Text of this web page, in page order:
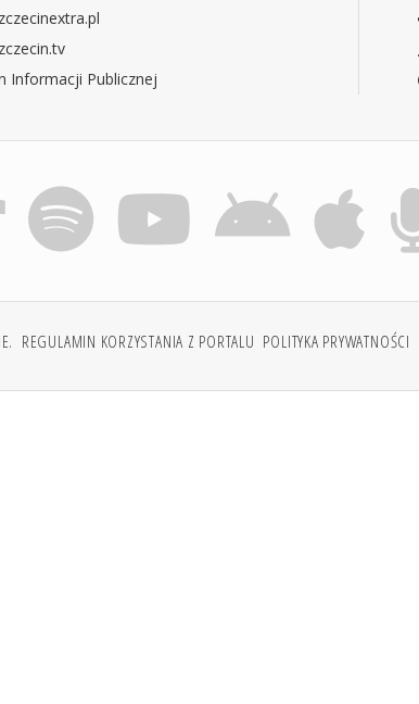
Informacji Publicznej
REGULAMIN KORZYSTANIA Z PORTALU POLITYKA PRYWATNOŚCI